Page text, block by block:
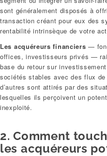
sont généralement disposés à
transaction créant pour eux des
rentabilité intrinsèque de votre
Les acquéreurs financiers —
offices, investisseurs privés —
base du retour sur
sociétés stables avec des flux
d’autres sont attirés par des
lesquelles ils perçoivent un
inexploité.
2. Comment
les acquéreurs